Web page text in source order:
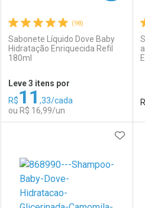
(98)
Sabonete Líquido Dove Baby
Hidratação Enriquecida Refil
180ml
Leve 3 itens por
R$11 ,33/cada
ou R$ 16,99/un
Laboratório
Por Menos